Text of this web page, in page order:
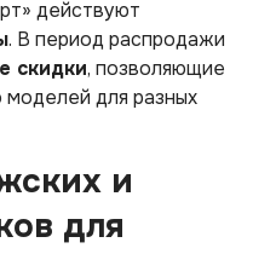
действуют
. В период распродажи
скидки, позволяющие
моделей для разных
и
для